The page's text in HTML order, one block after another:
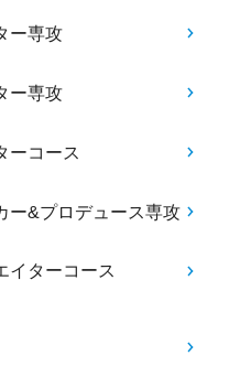
ー専攻
ー専攻
ーコース
ー&プロデュース専攻
イターコース